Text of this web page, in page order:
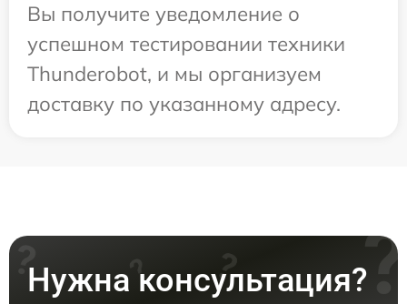
Вы получите уведомление о
успешном тестировании техники
Thunderobot, и мы организуем
доставку по указанному адресу.
Нужна консультация?